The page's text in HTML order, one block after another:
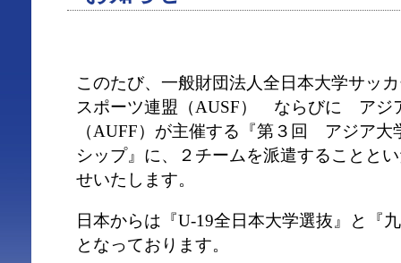
このたび、一般財団法人全日本大学サッ
スポーツ連盟（AUSF） ならびに アジ
（AUFF）が主催する『第３回 アジア大
シップ』に、２チームを派遣することと
せいたします。
日本からは『U-19全日本大学選抜』と『
となっております。